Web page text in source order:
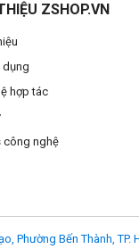
ZSHOP.VN
dụng
hợp tác
công nghệ
Phường Bến Thành, TP.